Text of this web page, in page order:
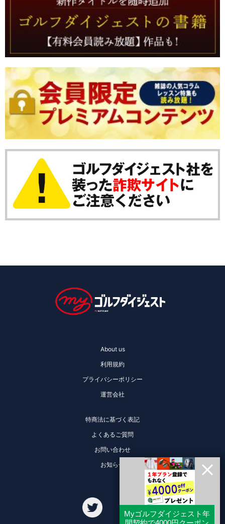
About us
利用規約
プライバシーポリシー
運営会社
特商法に基づく表記
よくあるご質問
お問い合わせ
お知らせ